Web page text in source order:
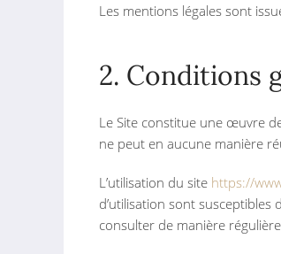
Les mentions légales sont
2. Conditions
Le Site constitue une œuvre
ne peut en aucune manière
L’utilisation du site https://
d’utilisation sont
consulter de manière